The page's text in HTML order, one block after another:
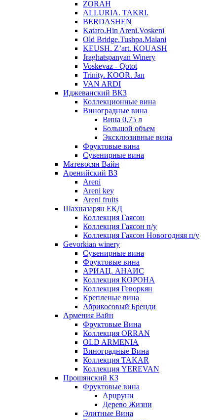
ZORAH
ALLURIA. TAKRI.
BERDASHEN
Kataro.Hin Areni.Voskeni
Old Bridge.Tushpa.Malani
KEUSH. Z’art. KOUASH
Jraghatspanyan Winery
Voskevaz - Qotot
Trinity. KOOR. Jan
VAN ARDI
Иджеванский ВКЗ
Коллекционные вина
Виноградные вина
Вина 0,75 л
Большой объем
Эксклюзивные вина
Фруктовые вина
Cувенирные вина
Матевосян Вайн
Аренийский ВЗ
Areni
Areni key
Areni fruits
Шахназарян ЕКД
Коллекция Гаясон
Коллекция Гаясон п/у
Коллекция Гаясон Новогодняя п/у
Gevorkian winery
Сувенирные вина
Фруктовые вина
АРИАЦ. АНАИС
Коллекция КОРОНА
Коллекция Геворкян
Крепленые вина
Абрикосовый Бренди
Армения Вайн
Фруктовые Вина
Коллекция ORRAN
OLD ARMENIA
Виноградные Вина
Коллекция TAKAR
Коллекция YEREVAN
Прошянский КЗ
Фруктовые вина
Арцруни
Дерево Жизни
Элитные Вина